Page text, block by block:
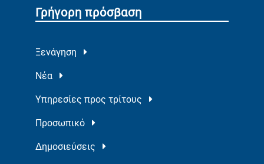
Γρήγορη πρόσβαση
Ξενάγηση
Νέα
Υπηρεσίες προς τρίτους
Προσωπικό
Δημοσιεύσεις